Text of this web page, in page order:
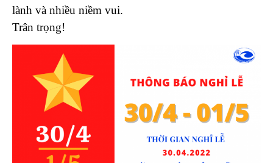
lành và nhiều niềm vui.
Trân trọng!